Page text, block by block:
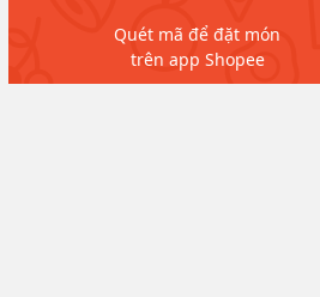
Quét mã để đặt món
trên app Shopee